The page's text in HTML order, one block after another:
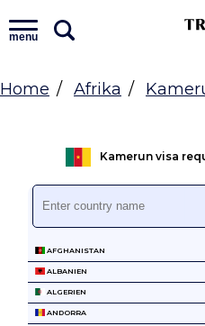
menu
Home Afrika
Kamerun visa
AFGHANISTAN
ALBANIEN
ALGERIEN
ANDORRA